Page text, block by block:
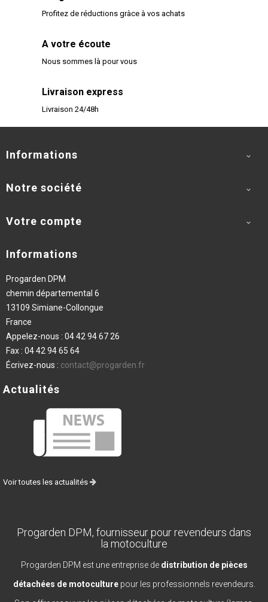
Profitez de réductions gràce à vos achats
A votre écoute
Nous sommes là pour vous
Livraison express
Livraison 24/48h
Informations 
Notre société 
Votre compte 
Informations
Progarden DPM
chemin départemental 6
13109 Simiane-Collongue
France
Appelez-nous : 04 42 94 67 26
Fax : 04 42 94 65 64
Écrivez-nous : contact@progarden.fr
Actualités
Voir toutes les actualités
Progarden DPM, fournisseur pour revendeurs dans
la motoculture
Progarden DPM est une entreprise de distribution de pièces
détachées de motoculturepour les professionnels revendeurs.